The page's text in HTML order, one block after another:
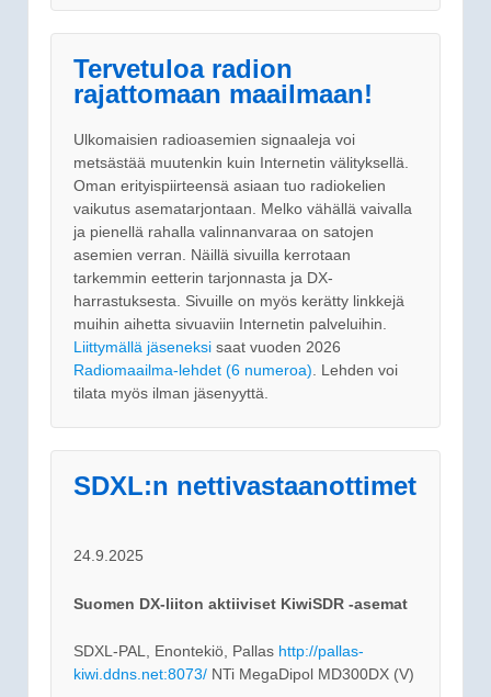
Tervetuloa radion
rajattomaan maailmaan!
Ulkomaisien radioasemien signaaleja voi
metsästää muutenkin kuin Internetin välityksellä.
Oman erityispiirteensä asiaan tuo radiokelien
vaikutus asematarjontaan. Melko vähällä vaivalla
ja pienellä rahalla valinnanvaraa on satojen
asemien verran. Näillä sivuilla kerrotaan
tarkemmin eetterin tarjonnasta ja DX-
harrastuksesta. Sivuille on myös kerätty linkkejä
muihin aihetta sivuaviin Internetin palveluihin.
Liittymällä jäseneksi saat vuoden 2026
Radiomaailma-lehdet (6 numeroa) . Lehden voi
tilata myös ilman jäsenyyttä.
SDXL:n nettivastaanottimet
24.9.2025
Suomen DX-liiton aktiiviset KiwiSDR -asemat
SDXL-PAL, Enontekiö, Pallas http://pallas-
kiwi.ddns.net:8073/ NTi MegaDipol MD300DX (V)